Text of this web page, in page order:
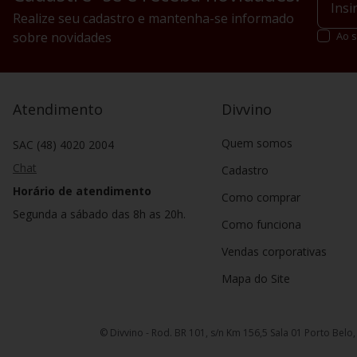
Realize seu cadastro e mantenha-se informado
sobre novidades
Ao
Atendimento
SAC (48) 4020 2004
Chat
Horário de atendimento
Segunda a sábado das 8h as 20h.
Divvino
Quem somos
Cadastro
Como comprar
Como funciona
Vendas corporativas
Mapa do Site
© Divvino - Rod. BR 101, s/n Km 156,5 Sala 01 Porto